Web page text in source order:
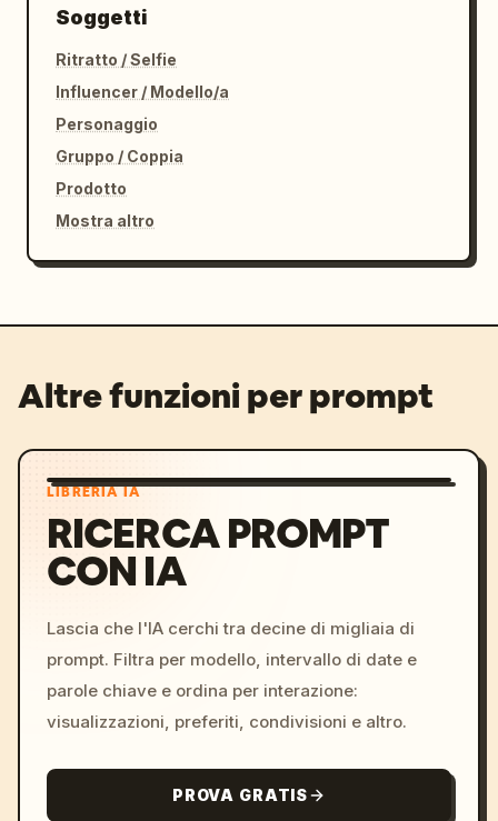
Soggetti
Ritratto / Selfie
Influencer / Modello/a
Personaggio
Gruppo / Coppia
Prodotto
Mostra altro
Altre funzioni per prompt
LIBRERIA IA
RICERCA PROMPT
CON IA
Lascia che l'IA cerchi tra decine di migliaia di
prompt. Filtra per modello, intervallo di date e
parole chiave e ordina per interazione:
visualizzazioni, preferiti, condivisioni e altro.
PROVA GRATIS